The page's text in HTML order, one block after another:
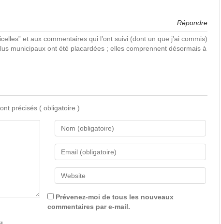
Répondre
et aux commentaires qui l’ont suivi (dont un que j’ai commis)
municipaux ont été placardées ; elles comprennent désormais à
précisés ( obligatoire )
Prévenez-moi de tous les nouveaux
commentaires par e-mail.